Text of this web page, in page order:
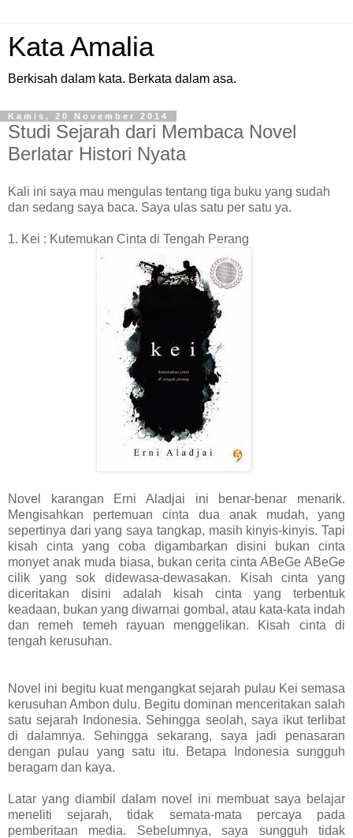
Kata Amalia
Berkisah dalam kata. Berkata dalam asa.
Kamis, 20 November 2014
Studi Sejarah dari Membaca Novel
Berlatar Histori Nyata
Kali ini saya mau mengulas tentang tiga buku yang sudah
dan sedang saya baca. Saya ulas satu per satu ya.
1. Kei : Kutemukan Cinta di Tengah Perang
Novel karangan Erni Aladjai ini benar-benar menarik.
Mengisahkan pertemuan cinta dua anak mudah, yang
sepertinya dari yang saya tangkap, masih kinyis-kinyis. Tapi
kisah cinta yang coba digambarkan disini bukan cinta
monyet anak muda biasa, bukan cerita cinta ABeGe ABeGe
cilik yang sok didewasa-dewasakan. Kisah cinta yang
diceritakan disini adalah kisah cinta yang terbentuk
keadaan, bukan yang diwarnai gombal, atau kata-kata indah
dan remeh temeh rayuan menggelikan. Kisah cinta di
tengah kerusuhan.
Novel ini begitu kuat mengangkat sejarah pulau Kei semasa
kerusuhan Ambon dulu. Begitu dominan menceritakan salah
satu sejarah Indonesia. Sehingga seolah, saya ikut terlibat
di dalamnya. Sehingga sekarang, saya jadi penasaran
dengan pulau yang satu itu. Betapa Indonesia sungguh
beragam dan kaya.
Latar yang diambil dalam novel ini membuat saya belajar
meneliti sejarah, tidak semata-mata percaya pada
pemberitaan media. Sebelumnya, saya sungguh tidak